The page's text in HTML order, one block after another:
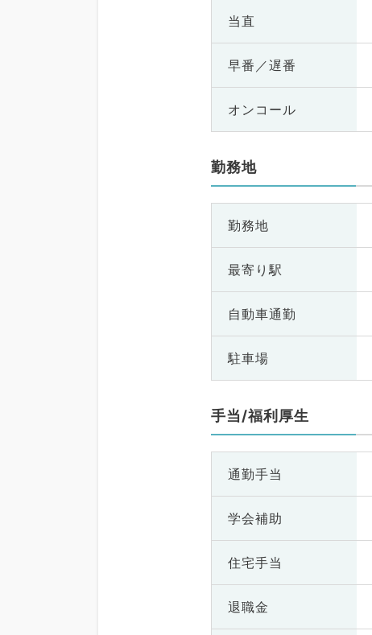
当直
早番／遅番
オンコール
勤務地
勤務地
最寄り駅
自動車通勤
駐車場
手当/福利厚生
通勤手当
学会補助
住宅手当
退職金